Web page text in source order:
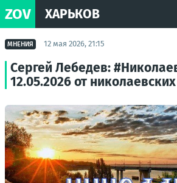
ZOV ХАРЬКОВ
МНЕНИЯ 12 мая 2026, 21:15
Сергей Лебедев:
12.05.2026 от